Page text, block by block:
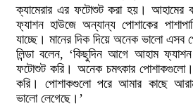
ক্যামেরার এর ফটোশুট করা হয়। আহামের
ফ্যাশন হাউজে অন্যান্য পোশাকের
যাচ্ছে। মানের দিক দিয়ে অনেক ভালো এসব
লিন্ডা বলেন, ‘কিছুদিন আগে আহাম
ফটোশুট করি। অনেক চমৎকার
করি। পোশাকগুলো পরে আমার কাছে
ভালো লেগেছে।’